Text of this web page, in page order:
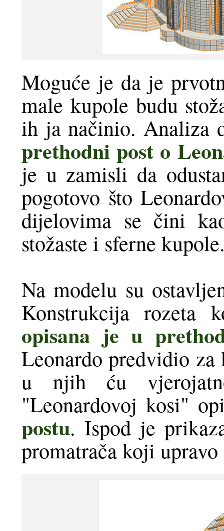
Moguće je da je
male kupole budu
ih ja načinio. Analiza
prethodni post o
je u zamisli da
pogotovo što
dijelovima se čini
stožaste i sferne
Na modelu su
Konstrukcija
opisana je u
Leonardo predvidio
u njih ću
"Leonardovoj kosi"
postu. Ispod je
promatrača koji